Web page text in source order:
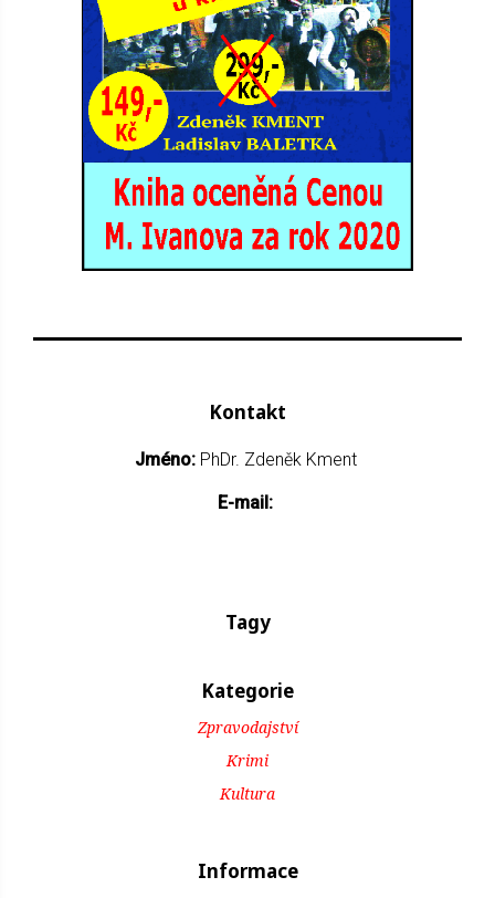
Kontakt
Jméno: PhDr. Zdeněk Kment
E-mail:
Tagy
Kategorie
Zpravodajství
Krimi
Kultura
Informace